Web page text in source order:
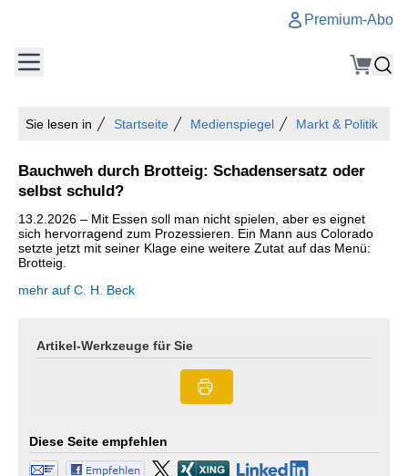
Premium-Abo
Sie lesen in Startseite Medienspiegel Markt & Politik
Bauchweh durch Brotteig: Schadensersatz oder
selbst schuld?
13.2.2026 – Mit Essen soll man nicht spie­len, aber es eig­net
sich her­vor­ra­gend zum Pro­zes­sie­ren. Ein Mann aus Co­lo­ra­do
setz­te jetzt mit sei­ner Klage eine wei­te­re Zutat auf das Menü:
Brot­teig.
mehr auf C. H. Beck
Artikel-Werkzeuge für Sie
Diese Seite empfehlen